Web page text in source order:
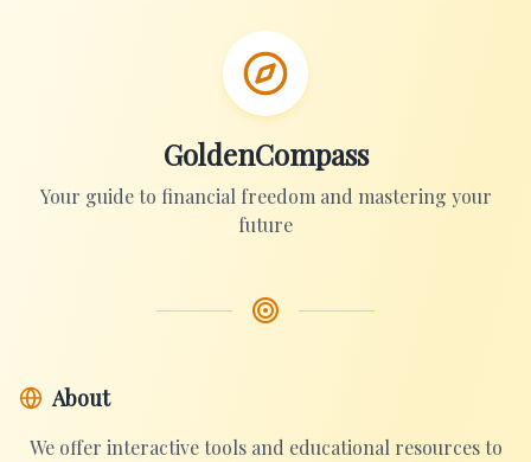
GoldenCompass
Your guide to financial freedom and mastering your
future
About
We offer interactive tools and educational resources to